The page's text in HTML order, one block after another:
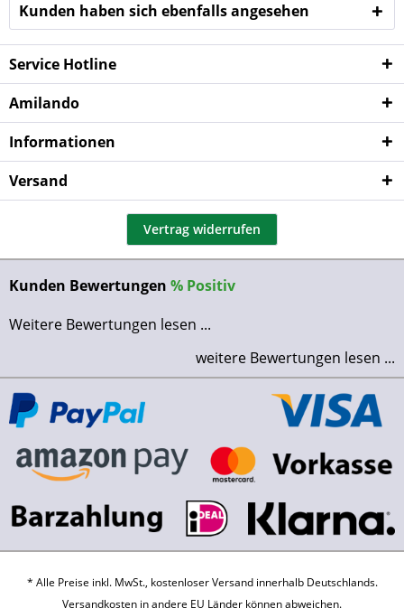
Kunden haben sich ebenfalls angesehen
Service Hotline
Amilando
Informationen
Versand
Vertrag widerrufen
Kunden Bewertungen % Positiv
Weitere Bewertungen lesen ...
weitere Bewertungen lesen ...
* Alle Preise inkl. MwSt., kostenloser Versand innerhalb Deutschlands.
Versandkosten in andere EU Länder können abweichen.